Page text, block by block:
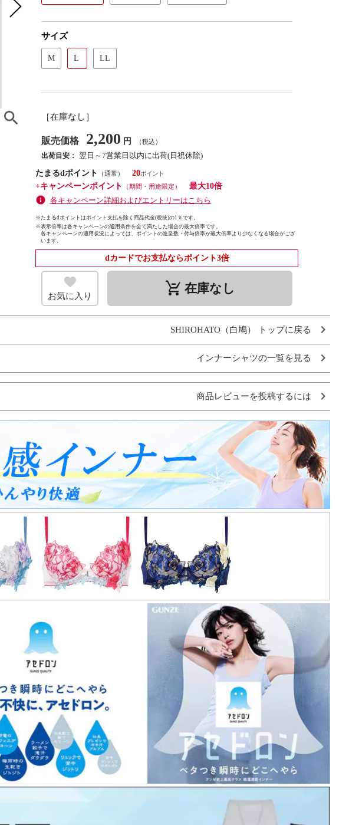
サイズ
M L LL
［在庫なし］
販売価格 2,200 円 （税込）
出荷目安： 翌日～7営業日以内に出荷(日祝休除)
たまるdポイント
（通常）
20
+キャンペーンポイント
（期間・用途限定）
最大10倍
各キャンペーン詳細およびエントリーはこちら
※たまるdポイントはポイント支払を除く商品代金(税抜)の1％です。
※表示倍率は各キャンペーンの適用条件を全て満たした場合の最大倍率です。
各キャンペーンの適用状況によっては、ポイントの進呈数・付与倍率が最大倍率より少なくなる場合がござ
います。
dカードでお支払ならポイント3倍
お気に入り remove_shopping_cart 在庫なし
SHIROHATO（白鳩） トップに戻る
インナーシャツの一覧を見る
商品レビューを投稿するには